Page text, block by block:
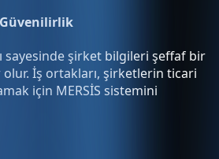
Güvenilirlik
sayesinde şirket bilgileri şeffaf bir
İş ortakları, şirketlerin ticari
için MERSİS sistemini